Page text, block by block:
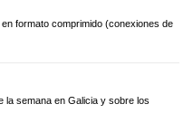
formato comprimido (conexiones de
la semana en Galicia y sobre los